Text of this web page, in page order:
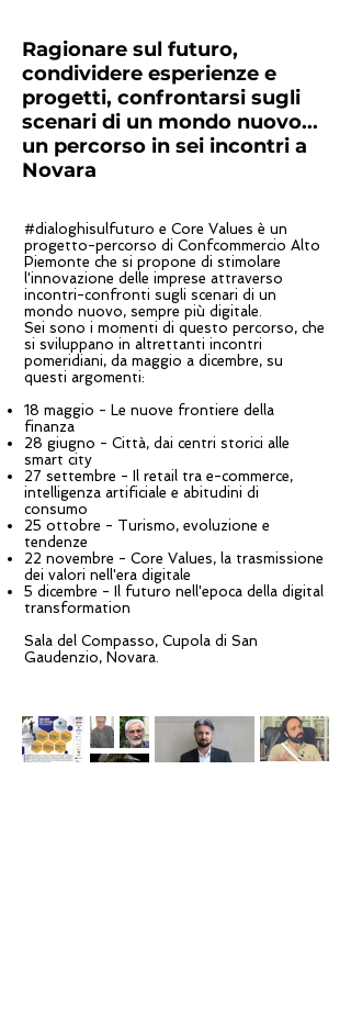
About Us
Ragionare sul futuro,
condividere esperienze e
progetti, confrontarsi sugli
scenari di un mondo nuovo...
un percorso in sei incontri a
Novara
#dialoghisulfuturo e Core Values è un
progetto-percorso di Confcommercio Alto
Piemonte che si propone di stimolare
l'innovazione delle imprese attraverso
incontri-confronti sugli scenari di un
mondo nuovo, sempre più digitale.
Sei sono i momenti di questo percorso, che
si sviluppano in altrettanti incontri
pomeridiani, da maggio a dicembre, su
questi argomenti:
18 maggio - Le nuove frontiere della
finanza
28 giugno - Città, dai centri storici alle
smart city
27 settembre - Il retail tra e-commerce,
intelligenza artificiale e abitudini di
consumo
25 ottobre - Turismo, evoluzione e
tendenze
22 novembre - Core Values, la trasmissione
dei valori nell'era digitale
5 dicembre - Il futuro nell'epoca della digital
transformation
Sala del Compasso, Cupola di San
Gaudenzio, Novara.